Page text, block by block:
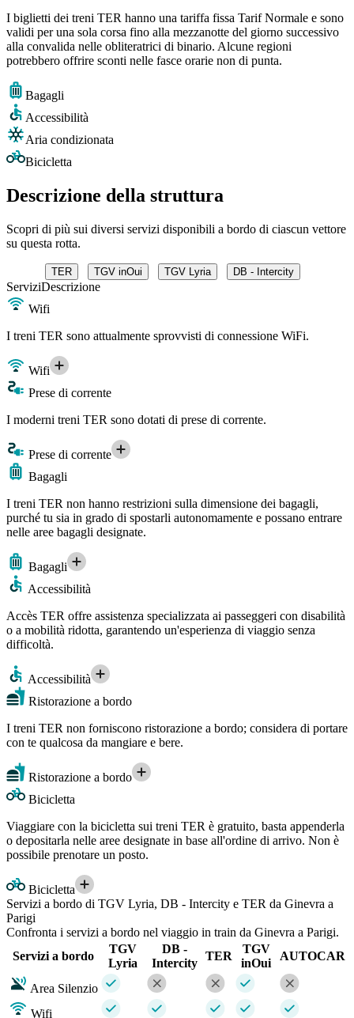
I biglietti dei treni TER hanno una tariffa fissa Tarif Normale e sono
validi per una sola corsa fino alla mezzanotte del giorno successivo
alla convalida nelle obliteratrici di binario. Alcune regioni
potrebbero offrire sconti nelle fasce orarie non di punta.
Bagagli
Accessibilità
Aria condizionata
Bicicletta
Descrizione della struttura
Scopri di più sui diversi servizi disponibili a bordo di ciascun vettore
su questa rotta.
TER TGV inOui TGV Lyria DB - Intercity
ServiziDescrizione
Wifi
I treni TER sono attualmente sprovvisti di connessione WiFi.
Wifi
Prese di corrente
I moderni treni TER sono dotati di prese di corrente.
Prese di corrente
Bagagli
I treni TER non hanno restrizioni sulla dimensione dei bagagli,
purché tu sia in grado di spostarli autonomamente e possano entrare
nelle aree bagagli designate.
Bagagli
Accessibilità
Accès TER offre assistenza specializzata ai passeggeri con disabilità
o a mobilità ridotta, garantendo un'esperienza di viaggio senza
difficoltà.
Accessibilità
Ristorazione a bordo
I treni TER non forniscono ristorazione a bordo; considera di portare
con te qualcosa da mangiare e bere.
Ristorazione a bordo
Bicicletta
Viaggiare con la bicicletta sui treni TER è gratuito, basta appenderla
o depositarla nelle aree designate in base all'ordine di arrivo. Non è
possibile prenotare un posto.
Bicicletta
Servizi a bordo di TGV Lyria, DB - Intercity e TER da Ginevra a
Parigi
Confronta i servizi a bordo nel viaggio in train da Ginevra a Parigi.
Servizi a bordo
TGV
Lyria
DB -
Intercity
TER
TGV
inOui
AUTOCAR
Area Silenzio
Wifi